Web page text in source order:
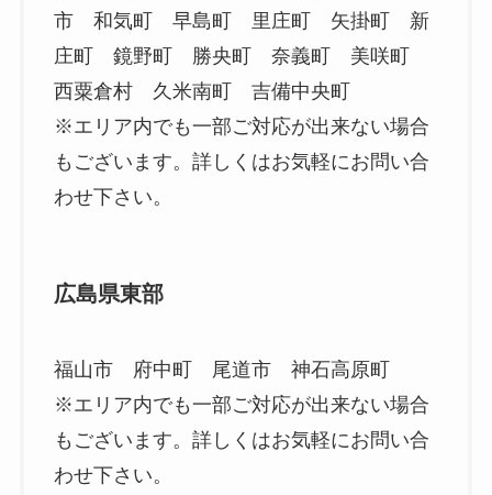
市 和気町 早島町 里庄町 矢掛町 新
庄町 鏡野町 勝央町 奈義町 美咲町
西粟倉村 久米南町 吉備中央町
※エリア内でも一部ご対応が出来ない場合
もございます。詳しくはお気軽にお問い合
わせ下さい。
広島県東部
福山市 府中町 尾道市 神石高原町
※エリア内でも一部ご対応が出来ない場合
もございます。詳しくはお気軽にお問い合
わせ下さい。